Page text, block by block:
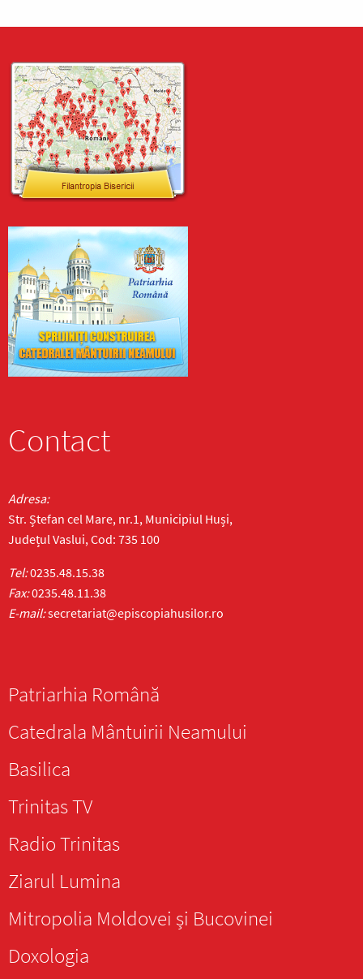
Contact
Adresa:
Str. Ștefan cel Mare, nr.1, Municipiul Huși,
Județul Vaslui, Cod: 735 100
Tel:0235.48.15.38
Fax:0235.48.11.38
E-mail:secretariat@episcopiahusilor.ro
Patriarhia Română
Catedrala Mântuirii Neamului
Basilica
Trinitas TV
Radio Trinitas
Ziarul Lumina
Mitropolia Moldovei și Bucovinei
Doxologia